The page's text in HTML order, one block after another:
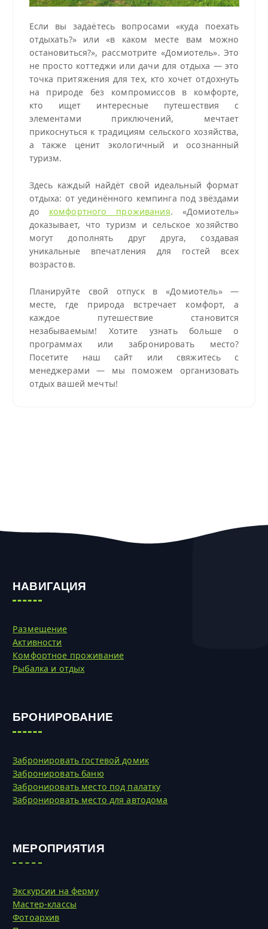
Если вы задаётесь вопросами «куда поехать
отдыхать?» или «в каком месте вам можно
остановиться?», рассмотрите «Домиотель». Это
не просто коттеджи или дачи для отдыха — это
точка притяжения для тех, кто хочет отдохнуть
на природе без компромиссов в комфорте,
кто ищет интересные путешествия с
элементами приключений, мечтает
прикоснуться к традициям сельского хозяйства,
а также ценит экологичный и осознанный
туризм.
Здесь каждый найдёт свой идеальный формат
отдыха: от уединённого кемпинга под звёздами
до комфортного проживания. «Домиотель»
доказывает, что туризм и сельское хозяйство
могут дополнять друг друга, создавая
уникальные впечатления для гостей всех
возрастов.
Планируйте свой отпуск в «Домиотель» —
месте, где природа встречает комфорт, а
каждое путешествие становится
незабываемым! Хотите узнать больше о
программах или забронировать место?
Посетите наш сайт или свяжитесь с
менеджерами — мы поможем организовать
отдых вашей мечты!
НАВИГАЦИЯ
Размещение
Активности
Комфортное проживание
Рыбалка и отдых
БРОНИРОВАНИЕ
Забронировать гостевой домик
Забронировать баню
Забронировать место под палатку
Забронировать место для автодома
МЕРОПРИЯТИЯ
Экскурсии на ферму
Мастер-классы
Фотоархив